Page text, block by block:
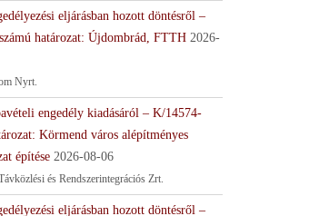
eljárásban hozott döntésről –
határozat: Újdombrád, FTTH 2026-
Nyrt.
engedély kiadásáról – K/14574-
Körmend város alépítményes
építése 2026-08-06
és Rendszerintegrációs Zrt.
eljárásban hozott döntésről –